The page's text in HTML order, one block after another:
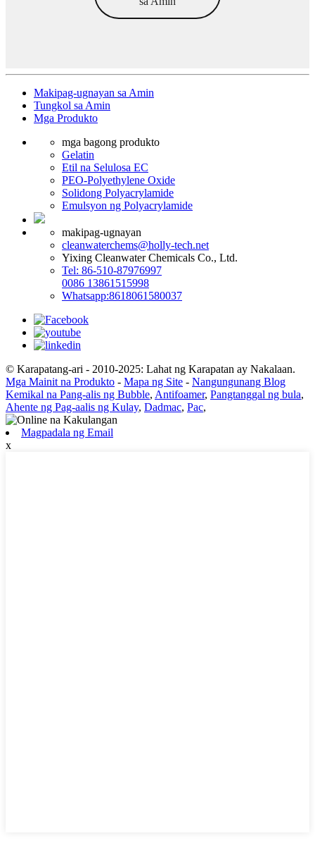
Makipag-ugnayan sa Amin
Tungkol sa Amin
Mga Produkto
mga bagong produkto
Gelatin
Etil na Selulosa EC
PEO-Polyethylene Oxide
Solidong Polyacrylamide
Emulsyon ng Polyacrylamide
makipag-ugnayan
cleanwaterchems@holly-tech.net
Yixing Cleanwater Chemicals Co., Ltd.
Tel: 86-510-87976997
0086 13861515998
Whatsapp:8618061580037
© Karapatang-ari - 2010-2025: Lahat ng Karapatan ay Nakalaan.
Mga Mainit na Produkto - Mapa ng Site - Nangungunang Blog
Kemikal na Pang-alis ng Bubble, Antifoamer, Pangtanggal ng bula,
Ahente ng Pag-aalis ng Kulay, Dadmac, Pac,
Magpadala ng Email
x